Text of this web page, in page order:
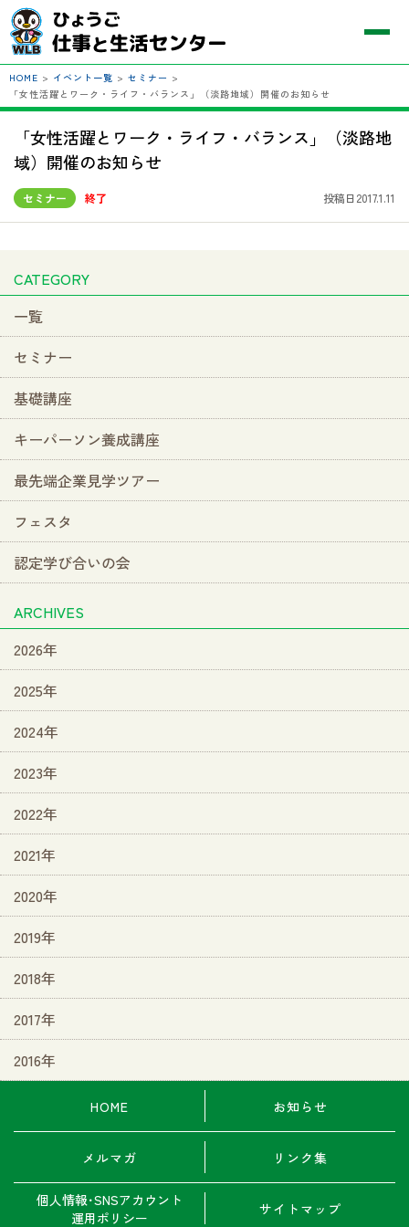
HOME > イベント一覧 > セミナー >
「女性活躍とワーク・ライフ・バランス」（淡路地域）開催のお知らせ
「女性活躍とワーク・ライフ・バランス」（淡路地
域）開催のお知らせ
セミナー 終了 投稿日2017.1.11
CATEGORY
一覧
セミナー
基礎講座
キーパーソン養成講座
最先端企業見学ツアー
フェスタ
認定学び合いの会
ARCHIVES
2026年
2025年
2024年
2023年
2022年
2021年
2020年
2019年
2018年
2017年
2016年
HOME お知らせ
メルマガ リンク集
個人情報･SNSアカウント
運用ポリシー
サイトマップ